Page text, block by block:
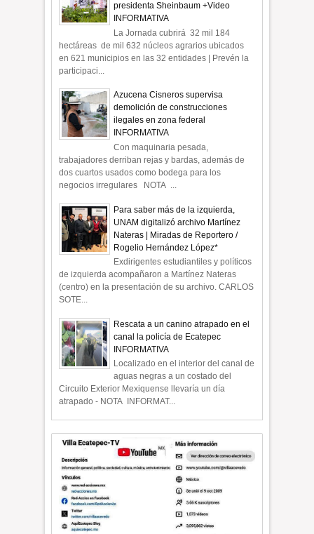
presidenta Sheinbaum +Video
INFORMATIVA
La Jornada cubrirá 32 mil 184
hectáreas de mil 632 núcleos agrarios ubicados
en 621 municipios en las 32 entidades | Prevén la
participaci...
Azucena Cisneros supervisa
demolición de construcciones
ilegales en zona federal
INFORMATIVA
Con maquinaria pesada,
trabajadores derriban rejas y bardas, además de
dos cuartos usados como bodega para los
negocios irregulares NOTA ...
Para saber más de la izquierda,
UNAM digitalizó archivo Martínez
Nateras | Miradas de Reportero /
Rogelio Hernández López*
Exdirigentes estudiantiles y políticos
de izquierda acompañaron a Martínez Nateras
(centro) en la presentación de su archivo. CARLOS
SOTE...
Rescata a un canino atrapado en el
canal la policía de Ecatepec
INFORMATIVA
Localizado en el interior del canal de
aguas negras a un costado del
Circuito Exterior Mexiquense llevaría un día
atrapado - NOTA INFORMAT...